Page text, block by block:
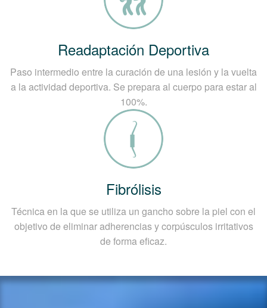
Readaptación Deportiva
Paso intermedio entre la curación de una lesión y la vuelta
a la actividad deportiva. Se prepara al cuerpo para estar al
100%.
Fibrólisis
Técnica en la que se utiliza un gancho sobre la piel con el
objetivo de eliminar adherencias y corpúsculos irritativos
de forma eficaz.